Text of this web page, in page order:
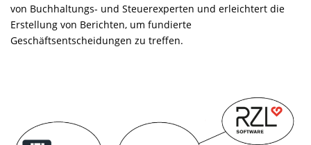
von Buchhaltungs- und Steuerexperten und erleichtert die
Erstellung von Berichten, um fundierte
Geschäftsentscheidungen zu treffen.